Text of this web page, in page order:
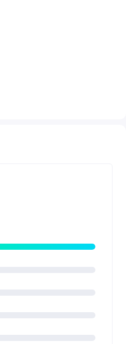
за счёт магнитов
люльки бесшумные
любом направлении,
отцепится от рамы
лицом по ходу
откидывается до 175